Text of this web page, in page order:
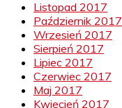
Listopad 2017
Październik 2017
Wrzesień 2017
Sierpień 2017
Lipiec 2017
Czerwiec 2017
Maj 2017
Kwiecień 2017